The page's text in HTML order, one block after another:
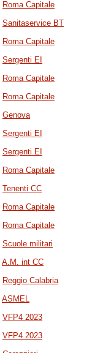
Roma Capitale
Sanitaservice BT
Roma Capitale
Sergenti EI
Roma Capitale
Roma Capitale
Genova
Sergenti EI
Sergenti EI
Roma Capitale
Tenenti CC
Roma Capitale
Roma Capitale
Scuole militari
A.M. int CC
Reggio Calabria
ASMEL
VFP4 2023
VFP4 2023